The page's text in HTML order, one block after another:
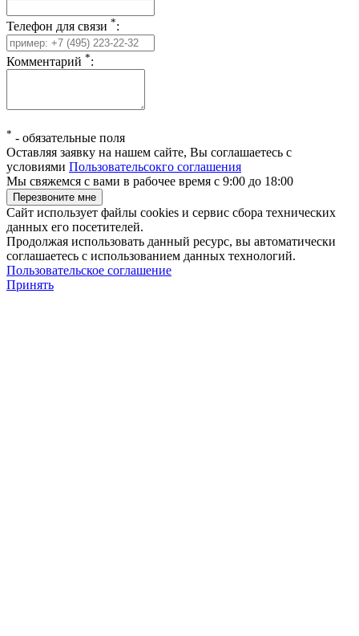
Телефон для связи *:
Комментарий *:
* - обязательные поля
Оставляя заявку на нашем сайте, Вы соглашаетесь с
условиями Пользовательсокго соглашения
Мы свяжемся с вами в рабочее время с 9:00 до 18:00
Сайт использует файлы cookies и сервис сбора технических
данных его посетителей.
Продолжая использовать данный ресурс, вы автоматически
соглашаетесь с использованием данных технологий.
Пользовательское соглашение
Принять